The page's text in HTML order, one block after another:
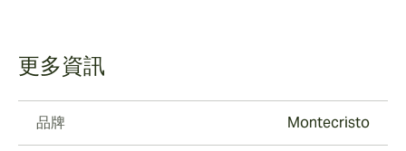
更多資訊
品牌 Montecristo